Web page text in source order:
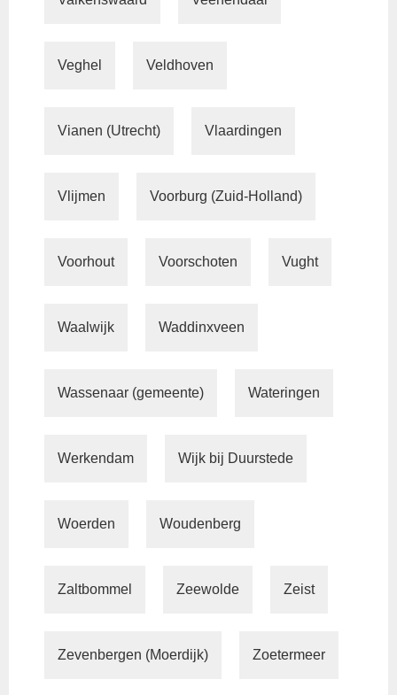
Veghel Veldhoven
Vianen (Utrecht) Vlaardingen
Vlijmen Voorburg (Zuid-Holland)
Voorhout Voorschoten Vught
Waalwijk Waddinxveen
Wassenaar (gemeente) Wateringen
Werkendam Wijk bij Duurstede
Woerden Woudenberg
Zaltbommel Zeewolde Zeist
Zevenbergen (Moerdijk) Zoetermeer